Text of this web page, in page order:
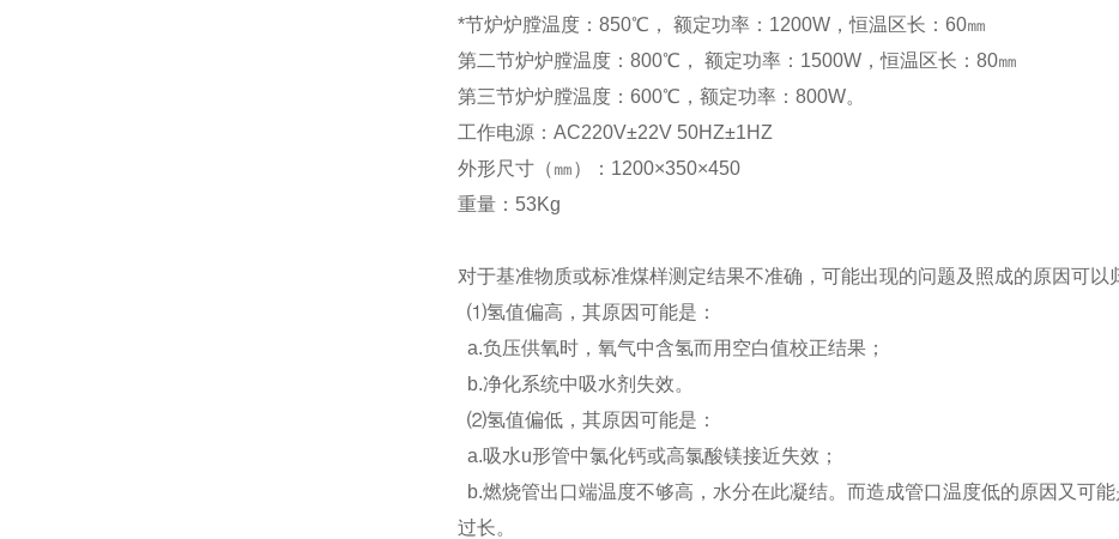
*节炉炉膛温度：850℃， 额定功率：1200W，恒温区长：60㎜
第二节炉炉膛温度：800℃， 额定功率：1500W，恒温区长：80㎜
第三节炉炉膛温度：600℃，额定功率：800W。
工作电源：AC220V±22V 50HZ±1HZ
外形尺寸（㎜）：1200×350×450
重量：53Kg
对于基准物质或标准煤样测定结果不准确，可能出现的问题及照成的原因可以
⑴氢值偏高，其原因可能是：
a.负压供氧时，氧气中含氢而用空白值校正结果；
b.净化系统中吸水剂失效。
⑵氢值偏低，其原因可能是：
a.吸水u形管中氯化钙或高氯酸镁接近失效；
b.燃烧管出口端温度不够高，水分在此凝结。而造成管口温度低的原因又可
过长。